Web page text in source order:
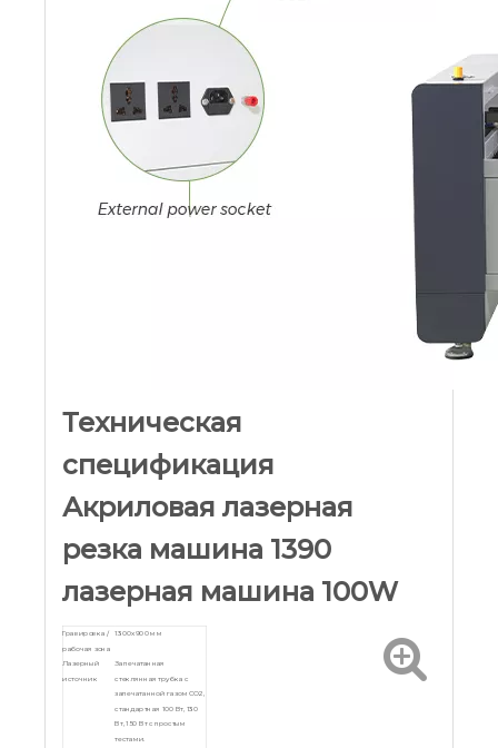
Техническая
спецификация
Акриловая лазерная
резка машина 1390
лазерная машина 100W
Гравировка /
рабочая зона
1300x900 мм
Лазерный
источник
Запечатанная
стеклянная трубка с
запечатанной газом CO2,
стандартная 100 Вт, 130
Вт, 150 Вт с простым
тестами.